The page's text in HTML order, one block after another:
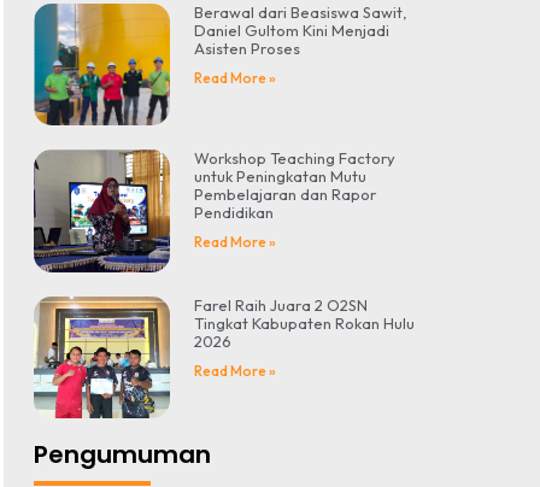
Berawal dari Beasiswa Sawit,
Daniel Gultom Kini Menjadi
Asisten Proses
Read More »
Workshop Teaching Factory
untuk Peningkatan Mutu
Pembelajaran dan Rapor
Pendidikan
Read More »
Farel Raih Juara 2 O2SN
Tingkat Kabupaten Rokan Hulu
2026
Read More »
Pengumuman